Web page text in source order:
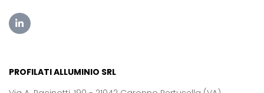
PROFILATI ALLUMINIO SRL